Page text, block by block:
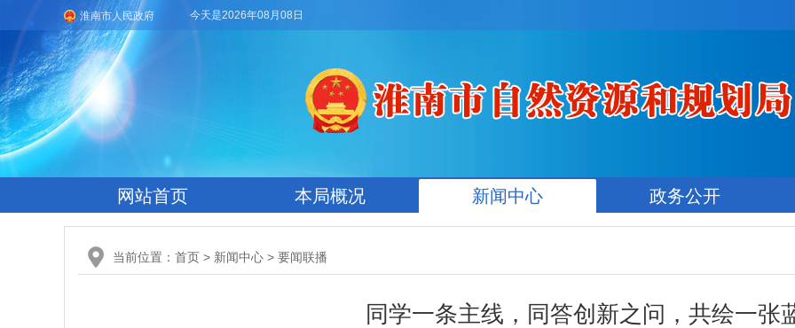
淮南市人民政府 今天是2026年08月08日
网站首页 本局概况 新闻中心 政务公开
当前位置： 首页 > 新闻中心 > 要闻联播
同学一条主线，同答创新之问，共绘一张